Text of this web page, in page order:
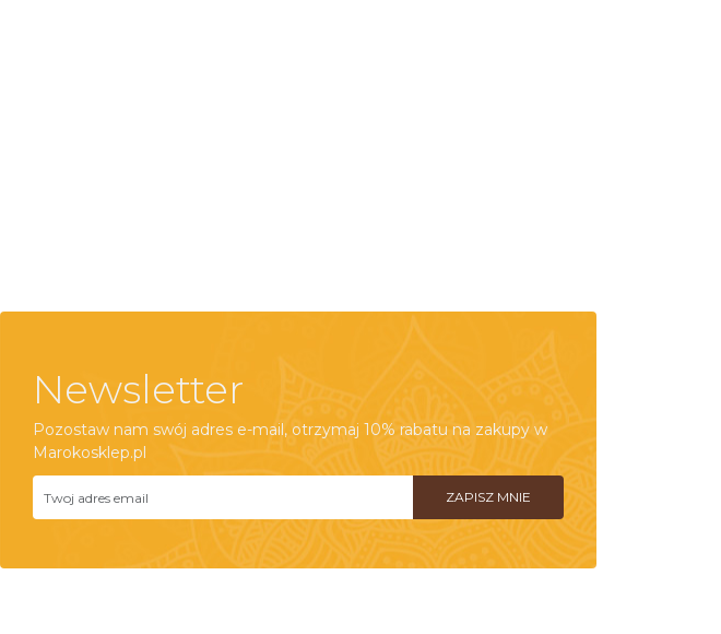
Newsletter
Pozostaw nam swój adres e-mail, otrzymaj 10% rabatu na zakupy w
Marokosklep.pl